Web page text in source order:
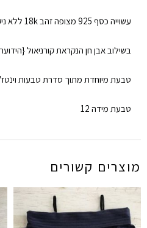
עשוייה כסף 925 מצופה זהב 18k ללא ניקל
בשילוב אבן חן הנקראת קורניאול
טבעת מיוחדת מתוך סדרת טבעות וינטז'
טבעת מידה 12
מוצרים קשורים